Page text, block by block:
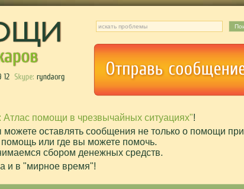
помощи в чрезвычайных ситуациях"!
оставлять сообщения не только о помощи при
или где вы можете помочь.
сбором денежных средств.
и в "мирное время"!